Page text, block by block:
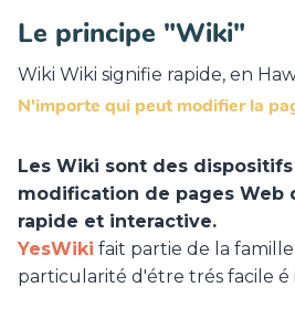
Le principe "Wiki"
Wiki Wiki signifie rapide, en
N'importe qui peut modifier la
Les Wiki sont des
modification de pages Web
rapide et interactive.
YesWiki fait partie de la famille
particularité d'étre trés facile é